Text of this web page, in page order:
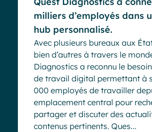
milliers d’employés dans
hub personnalisé.
Avec plusieurs bureaux aux
bien d’autres à travers le
Diagnostics a reconnu le besoin
de travail digital permettant à
000 employés de travailler
emplacement central pour
partager et discuter des
contenus pertinents. Ques...